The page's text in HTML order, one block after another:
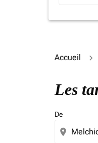
Accueil
Les
De
location_on
Essayez